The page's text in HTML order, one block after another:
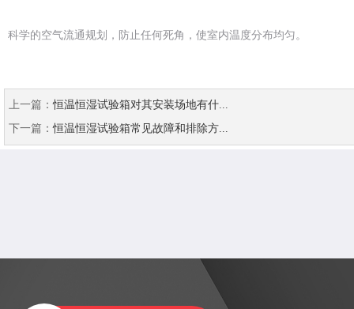
科学的空气流通规划，防止任何死角，使室内温度分布均匀。
上一篇：恒温恒湿试验箱对其安装场地有什...
下一篇：恒温恒湿试验箱常见故障和排除方...